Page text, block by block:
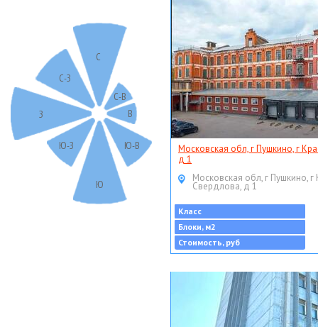
С
С-В
В
Ю-В
Ю
Ю-З
З
С-З
Московская обл, г Пушкино, г
д 1
Московская обл, г Пушкино, г
Свердлова, д 1
Класс
Блоки, м2
Стоимость, руб